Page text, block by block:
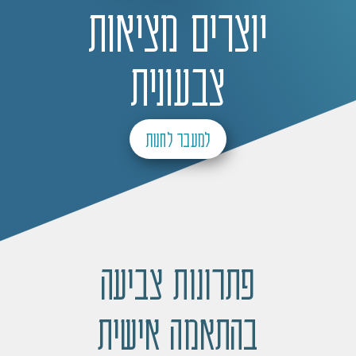
יוצרים מציאות
צבעונית
למעבר לחנות
פתרונות צביעה
בהתאמה אישית